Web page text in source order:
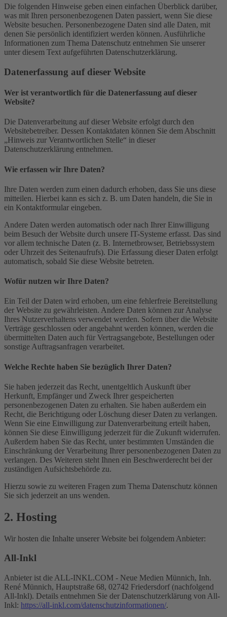
Die folgenden Hinweise geben einen einfachen Überblick darüber,
was mit Ihren personenbezogenen Daten passiert, wenn Sie diese
Website besuchen. Personenbezogene Daten sind alle Daten, mit
denen Sie persönlich identifiziert werden können. Ausführliche
Informationen zum Thema Datenschutz entnehmen Sie unserer
unter diesem Text aufgeführten Datenschutzerklärung.
Datenerfassung auf dieser Website
Wer ist verantwortlich für die Datenerfassung auf dieser
Website?
Die Datenverarbeitung auf dieser Website erfolgt durch den
Websitebetreiber. Dessen Kontaktdaten können Sie dem Abschnitt
„Hinweis zur Verantwortlichen Stelle“ in dieser
Datenschutzerklärung entnehmen.
Wie erfassen wir Ihre Daten?
Ihre Daten werden zum einen dadurch erhoben, dass Sie uns diese
mitteilen. Hierbei kann es sich z. B. um Daten handeln, die Sie in
ein Kontaktformular eingeben.
Andere Daten werden automatisch oder nach Ihrer Einwilligung
beim Besuch der Website durch unsere IT-Systeme erfasst. Das sind
vor allem technische Daten (z. B. Internetbrowser, Betriebssystem
oder Uhrzeit des Seitenaufrufs). Die Erfassung dieser Daten erfolgt
automatisch, sobald Sie diese Website betreten.
Wofür nutzen wir Ihre Daten?
Ein Teil der Daten wird erhoben, um eine fehlerfreie Bereitstellung
der Website zu gewährleisten. Andere Daten können zur Analyse
Ihres Nutzerverhaltens verwendet werden. Sofern über die Website
Verträge geschlossen oder angebahnt werden können, werden die
übermittelten Daten auch für Vertragsangebote, Bestellungen oder
sonstige Auftragsanfragen verarbeitet.
Welche Rechte haben Sie bezüglich Ihrer Daten?
Sie haben jederzeit das Recht, unentgeltlich Auskunft über
Herkunft, Empfänger und Zweck Ihrer gespeicherten
personenbezogenen Daten zu erhalten. Sie haben außerdem ein
Recht, die Berichtigung oder Löschung dieser Daten zu verlangen.
Wenn Sie eine Einwilligung zur Datenverarbeitung erteilt haben,
können Sie diese Einwilligung jederzeit für die Zukunft widerrufen.
Außerdem haben Sie das Recht, unter bestimmten Umständen die
Einschränkung der Verarbeitung Ihrer personenbezogenen Daten zu
verlangen. Des Weiteren steht Ihnen ein Beschwerderecht bei der
zuständigen Aufsichtsbehörde zu.
Hierzu sowie zu weiteren Fragen zum Thema Datenschutz können
Sie sich jederzeit an uns wenden.
2. Hosting
Wir hosten die Inhalte unserer Website bei folgendem Anbieter:
All-Inkl
Anbieter ist die ALL-INKL.COM - Neue Medien Münnich, Inh.
René Münnich, Hauptstraße 68, 02742 Friedersdorf (nachfolgend
All-Inkl). Details entnehmen Sie der Datenschutzerklärung von All-
Inkl: https://all-inkl.com/datenschutzinformationen/.